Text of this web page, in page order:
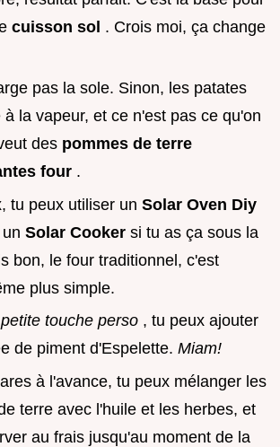
cuisson sol . Crois moi, ça change
pas la sole. Sinon, les patates
à la vapeur, et ce n'est pas ce qu'on
des pommes de terre
four .
tu peux utiliser un Solar Oven Diy
Solar Cooker si tu as ça sous la
bon, le four traditionnel, c'est
plus simple.
petite touche perso , tu peux ajouter
de piment d'Espelette. Miam!
à l'avance, tu peux mélanger les
terre avec l'huile et les herbes, et
au frais jusqu'au moment de la